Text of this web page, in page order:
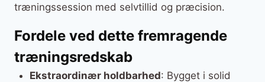
træningssession med selvtillid og præcision.
Fordele ved dette fremragende
træningsredskab
Ekstraordinær holdbarhed: Bygget i solid